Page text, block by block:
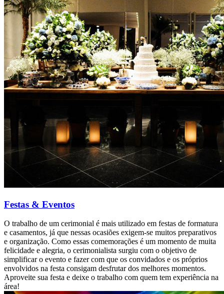
Festas & Eventos
O trabalho de um cerimonial é mais utilizado em festas de formatura
e casamentos, já que nessas ocasiões exigem-se muitos preparativos
e organização. Como essas comemorações é um momento de muita
felicidade e alegria, o cerimonialista surgiu com o objetivo de
simplificar o evento e fazer com que os convidados e os próprios
envolvidos na festa consigam desfrutar dos melhores momentos.
Aproveite sua festa e deixe o trabalho com quem tem experiência na
área!